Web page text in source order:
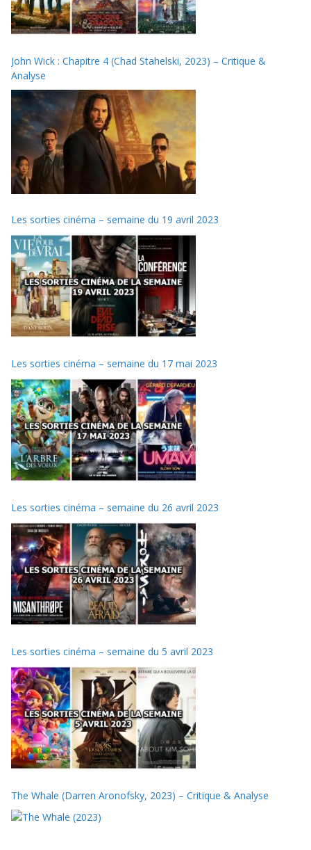
John Wick : Chapitre 4 (Chad Stahelski, 2023) – Critique &
Analyse
Les sorties cinéma – semaine du 19 avril 2023
Les sorties cinéma – semaine du 17 mai 2023
Les sorties cinéma – semaine du 26 avril 2023
Les sorties cinéma – semaine du 5 avril 2023
The Whale (Darren Aronofsky, 2023) – Critique & Analyse